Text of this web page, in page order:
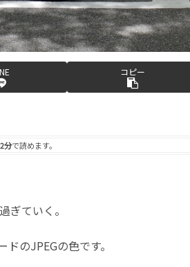
コピー
分で読めます。
ぎていく。
のJPEGの色です。